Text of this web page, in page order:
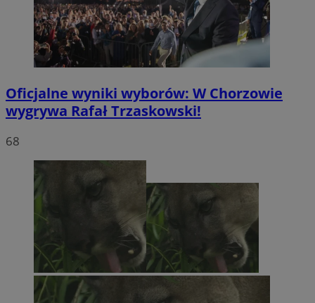
Oficjalne wyniki wyborów: W Chorzowie
wygrywa Rafał Trzaskowski!
68